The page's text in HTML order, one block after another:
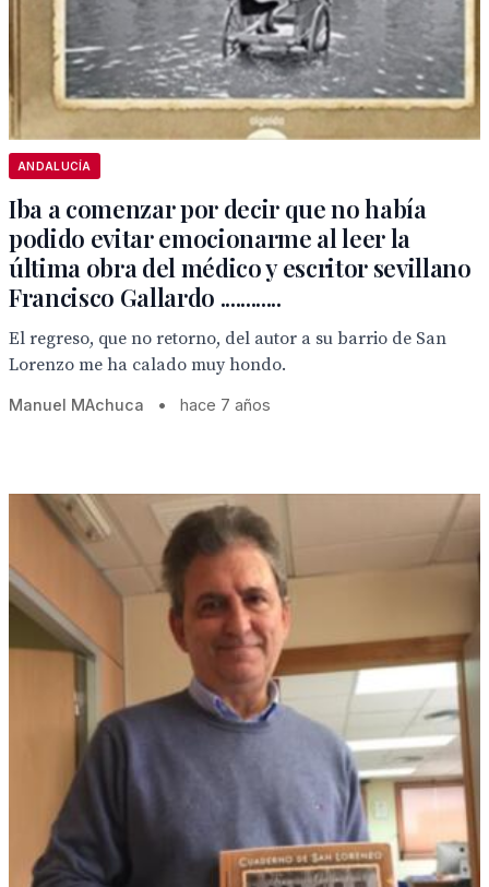
ANDALUCÍA
Iba a comenzar por decir que no había
podido evitar emocionarme al leer la
última obra del médico y escritor sevillano
Francisco Gallardo ............
El regreso, que no retorno, del autor a su barrio de San
Lorenzo me ha calado muy hondo.
Manuel MAchuca • hace 7 años